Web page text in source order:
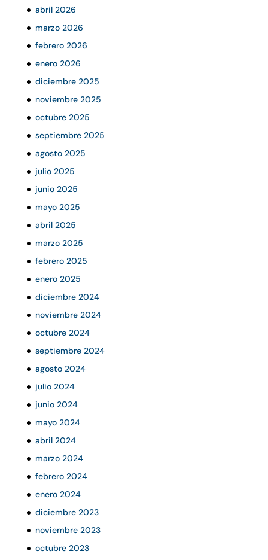
abril 2026
marzo 2026
febrero 2026
enero 2026
diciembre 2025
noviembre 2025
octubre 2025
septiembre 2025
agosto 2025
julio 2025
junio 2025
mayo 2025
abril 2025
marzo 2025
febrero 2025
enero 2025
diciembre 2024
noviembre 2024
octubre 2024
septiembre 2024
agosto 2024
julio 2024
junio 2024
mayo 2024
abril 2024
marzo 2024
febrero 2024
enero 2024
diciembre 2023
noviembre 2023
octubre 2023